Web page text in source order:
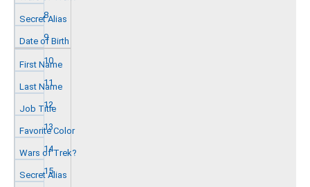
8
9
10
11
12
13
14
15